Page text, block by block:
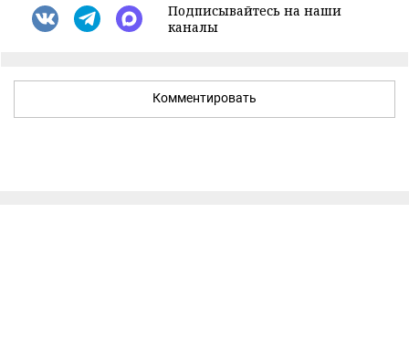
Подписывайтесь на наши
каналы
Комментировать